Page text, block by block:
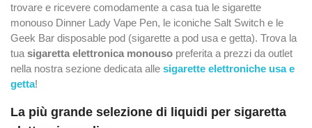
trovare e ricevere comodamente a casa tua le sigarette
monouso Dinner Lady Vape Pen, le iconiche Salt Switch e le
Geek Bar disposable pod (sigarette a pod usa e getta). Trova la
tua sigaretta elettronica monouso preferita a prezzi da outlet
nella nostra sezione dedicata alle sigarette elettroniche usa e
getta!
La più grande selezione di liquidi per sigaretta